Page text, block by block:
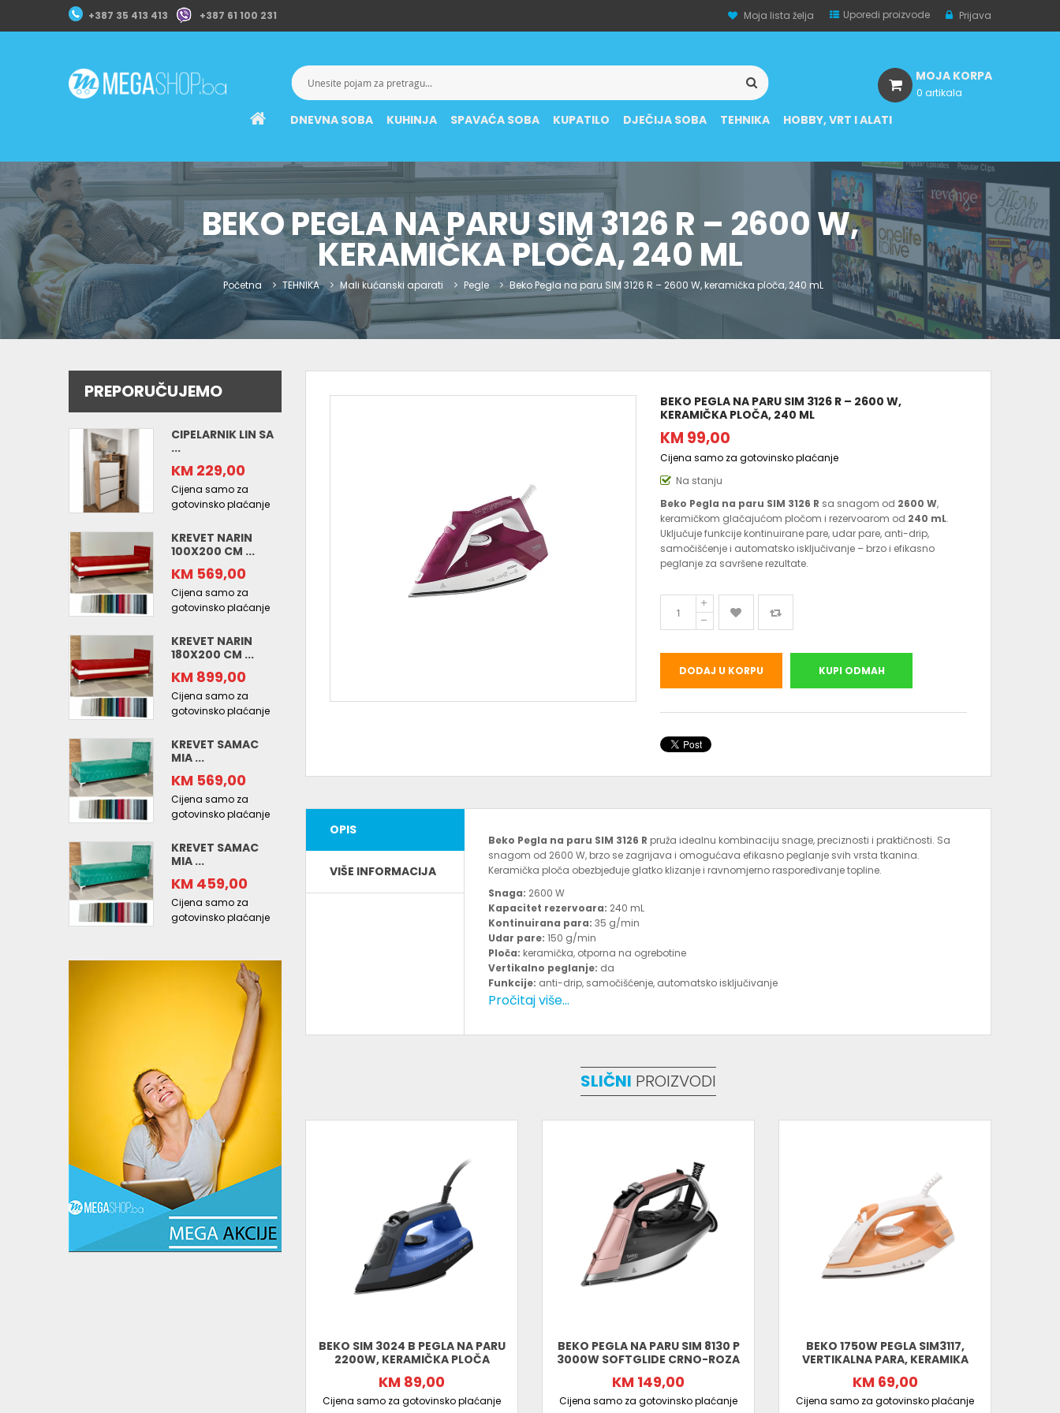
+387 35 413 413 +387 61 100 231 Moja lista želja Uporedi proizvode Prijava
DNEVNA SOBA KUHINJA SPAVAĆA SOBA KUPATILO DJEČIJA SOBA TEHNIKA HOBBY, VRT I ALATI
MOJA KORPA
0 artikala
BEKO PEGLA NA PARU SIM 3126 R – 2600 W,
KERAMIČKA PLOČA, 240 ML
Početna TEHNIKA Mali kućanski aparati Pegle Beko Pegla na paru SIM 3126 R – 2600 W, keramička ploča, 240 mL
BEKO PEGLA NA PARU SIM 3126 R – 2600 W,
KERAMIČKA PLOČA, 240 ML
KM 99,00
Cijena samo za gotovinsko plaćanje
Na stanju
Beko Pegla na paru SIM 3126 R sa snagom od 2600 W,
keramičkom glačajućom pločom i rezervoarom od 240 mL.
Uključuje funkcije kontinuirane pare, udar pare, anti-drip,
samočišćenje i automatsko isključivanje – brzo i efikasno
peglanje za savršene rezultate.
DODAJ U KORPU KUPI ODMAH
OPIS
VIŠE INFORMACIJA
Beko Pegla na paru SIM 3126 R pruža idealnu kombinaciju snage, preciznosti i praktičnosti. Sa
snagom od 2600 W, brzo se zagrijava i omogućava efikasno peglanje svih vrsta tkanina.
Keramička ploča obezbjeđuje glatko klizanje i ravnomjerno raspoređivanje topline.
Snaga: 2600 W
Kapacitet rezervoara: 240 mL
Kontinuirana para: 35 g/min
Udar pare: 150 g/min
Ploča: keramička, otporna na ogrebotine
Vertikalno peglanje: da
Funkcije: anti-drip, samočišćenje, automatsko isključivanje
Boja:crvena / bijela
Naručite Beko SIM 3126 R pegla na parui uživajte u savršeno izglačanoj odjeći uz maksimalnu
jednostavnost i sigurnost. Brza dostava širom BiH!
Pročitaj više...
SLIČNI PROIZVODI
BEKO SIM 3024 B PEGLA NA PARU
2200W, KERAMIČKA PLOČA
KM 89,00
Cijena samo za gotovinsko plaćanje
BEKO PEGLA NA PARU SIM 8130 P
3000W SOFTGLIDE CRNO-ROZA
KM 149,00
Cijena samo za gotovinsko plaćanje
BEKO 1750W PEGLA SIM3117,
VERTIKALNA PARA, KERAMIKA
KM 69,00
Cijena samo za gotovinsko plaćanje
PREPORUČUJEMO
CIPELARNIK LIN SA
...
KM 229,00
Cijena samo za
gotovinsko plaćanje
KREVET NARIN
100X200 CM ...
KM 569,00
Cijena samo za
gotovinsko plaćanje
KREVET NARIN
180X200 CM ...
KM 899,00
Cijena samo za
gotovinsko plaćanje
KREVET SAMAC
MIA ...
KM 569,00
Cijena samo za
gotovinsko plaćanje
KREVET SAMAC
MIA ...
KM 459,00
Cijena samo za
gotovinsko plaćanje